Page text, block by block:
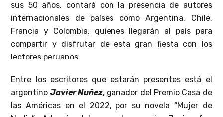
sus 50 años, contará con la presencia de autores
internacionales de países como Argentina, Chile,
Francia y Colombia, quienes llegarán al país para
compartir y disfrutar de esta gran fiesta con los
lectores peruanos.
Entre los escritores que estarán presentes está el
argentino Javier Nuñez, ganador del Premio Casa de
las Américas en el 2022, por su novela “Mujer de